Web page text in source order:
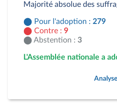
Majorité absolue des
Pour l'adoption : 279
Contre : 9
Abstention : 3
L'Assemblée nationale a